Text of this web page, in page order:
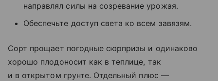
направлял силы на созревание урожая.
Обеспечьте доступ света ко всем завязям.
Сорт прощает погодные сюрпризы и одинаково
хорошо плодоносит как в теплице, так
и в открытом грунте. Отдельный плюс —